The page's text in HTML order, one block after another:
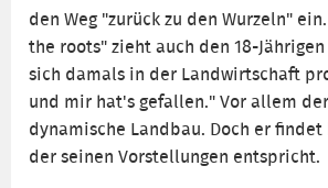
den Weg "zurück zu den Wurzeln"
the roots" zieht auch den 18-
sich damals in der Landwirtschaft
und mir hat's gefallen." Vor allem
dynamische Landbau. Doch er
der seinen Vorstellungen entspricht.